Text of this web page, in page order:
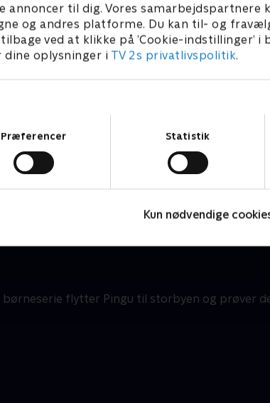
annoncer til dig. Vores samarbejdspartnere
og andres platforme. Du kan til- og
ved at klikke på ’Cookie-indstillinger’ i
dine oplysninger i TV 2s privatlivspolitik.
Præferencer Statistik
Kun nødvendige
Åberg
børneserie flytter Pingu til storbyen og prøver